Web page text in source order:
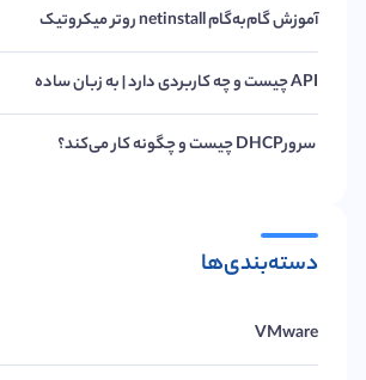
آموزش گام‌به‌گام netinstall روتر میکروتیک
API چیست و چه کاربردی دارد | به زبان ساده
سرورDHCP چیست و چگونه کار می‌کند؟
دسته‌بندی‌ها
VMware